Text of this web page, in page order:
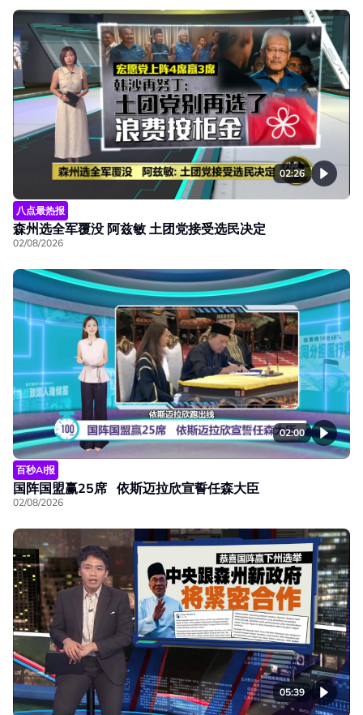
02:26
八点最热报
森州选全军覆没 阿兹敏 土团党接受选民决定
02/08/2026
02:00
百秒AI报
国阵国盟赢25席 依斯迈拉欣宣誓任森大臣
02/08/2026
05:39